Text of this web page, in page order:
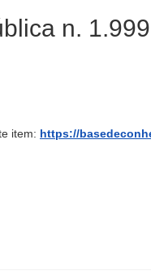
n. 1.999
item: https://